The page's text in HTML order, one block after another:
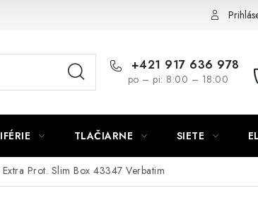
Napíšte nám
+421 917 636 978
po – pi: 8:00 – 18:00
TLAČIARNE SIETE
Prot. Slim Box 43347 Verbatim